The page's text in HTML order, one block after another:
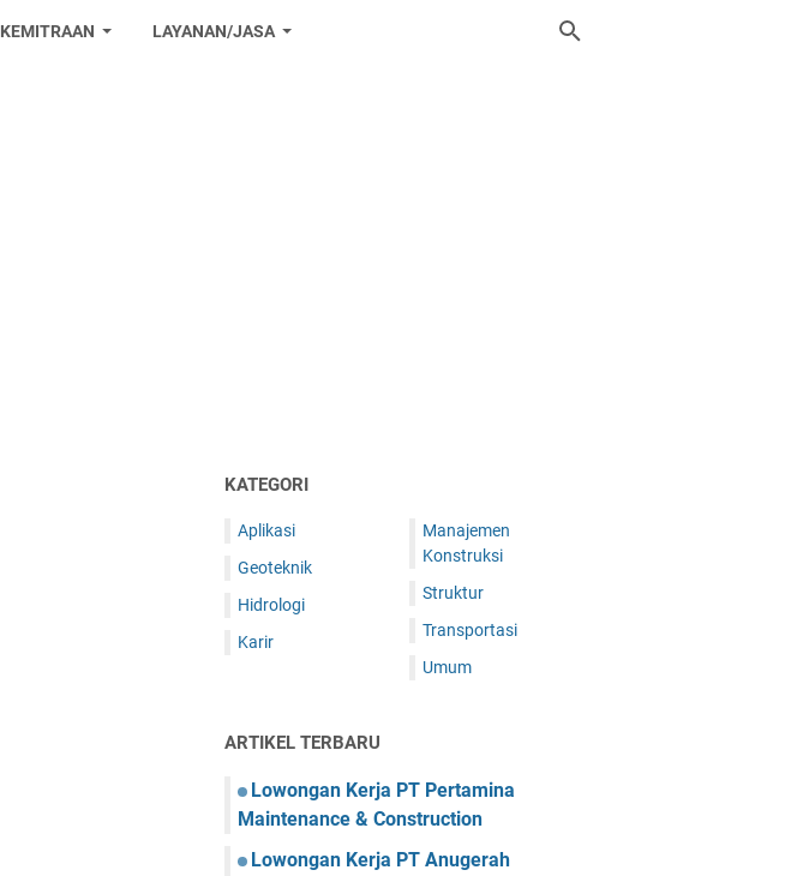
KEMITRAAN LAYANAN/JASA
KATEGORI
Aplikasi
Geoteknik
Hidrologi
Karir
Manajemen
Konstruksi
Struktur
Transportasi
Umum
ARTIKEL TERBARU
Lowongan Kerja PT Pertamina
Maintenance & Construction
Lowongan Kerja PT Anugerah